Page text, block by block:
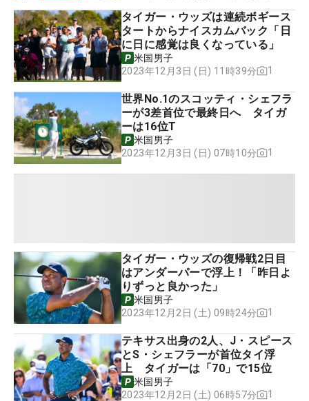
タイガー・ウッズは連続ボギース
タートからナイスカムバック「日
に日に感覚は良くなっている」
米国男子
2023年12月3日 (日) 11時39分
1
世界No.1のスコッティ・シェフラ
ーが3差首位で最終日へ タイガ
ーは16位T
米国男子
2023年12月3日 (日) 07時10分
1
タイガー・ウッズの復帰戦2日目
はアンダーパーで浮上！「昨日よ
りずっと良かった」
米国男子
2023年12月2日 (土) 09時24分
1
テキサス出身の2人、J・スピース
とS・シェフラーが首位タイ浮
上 タイガーは「70」で15位
米国男子
2023年12月2日 (土) 06時57分
1